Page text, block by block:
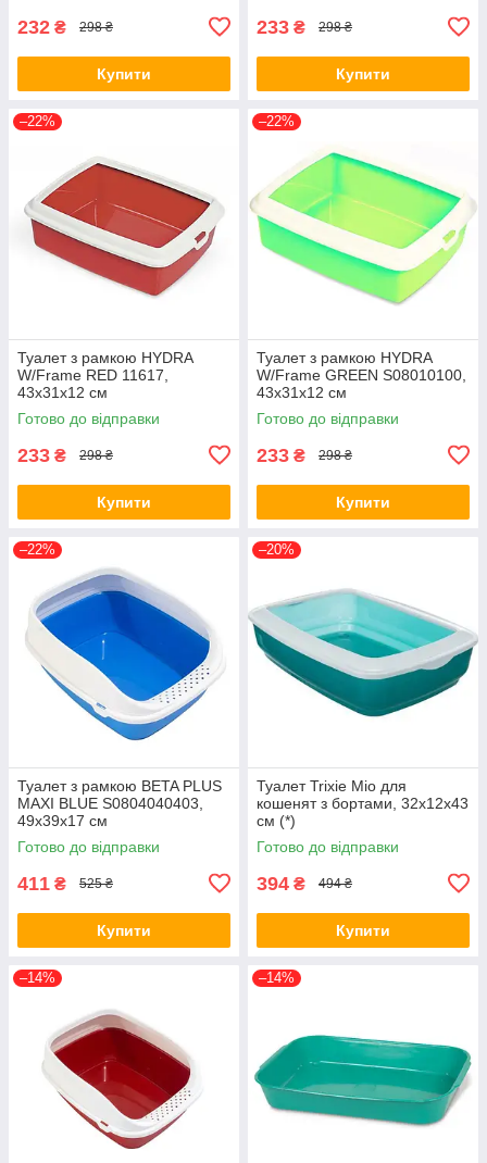
232 ₴ 298 ₴
Купити
233 ₴ 298 ₴
Купити
–22%
Туалет з рамкою HYDRA
W/Frame RED 11617,
43х31х12 см
Готово до відправки
233 ₴ 298 ₴
Купити
–22%
Туалет з рамкою HYDRA
W/Frame GREEN S08010100,
43х31x12 см
Готово до відправки
233 ₴ 298 ₴
Купити
–22%
Туалет з рамкою BETA PLUS
MAXI BLUE S0804040403,
49x39x17 см
Готово до відправки
411 ₴ 525 ₴
Купити
–20%
Туалет Trixie Mio для
кошенят з бортами, 32х12х43
см (*)
Готово до відправки
394 ₴ 494 ₴
Купити
–14% –14%